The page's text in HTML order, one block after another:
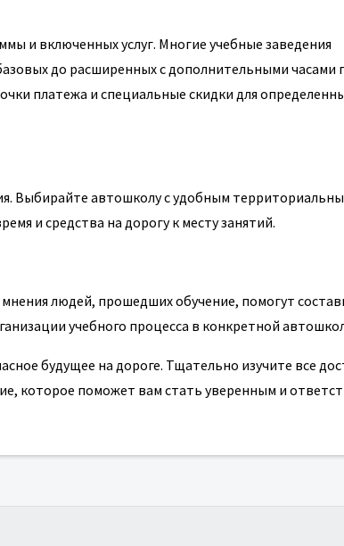
и включенных услуг. Многие учебные заведения
до расширенных с дополнительными часами
платежа и специальные скидки для
Выбирайте автошколу с удобным
и средства на дорогу к месту занятий.
людей, прошедших обучение, помогут
учебного процесса в конкретной
будущее на дороге. Тщательно изучите все
которое поможет вам стать уверенным и